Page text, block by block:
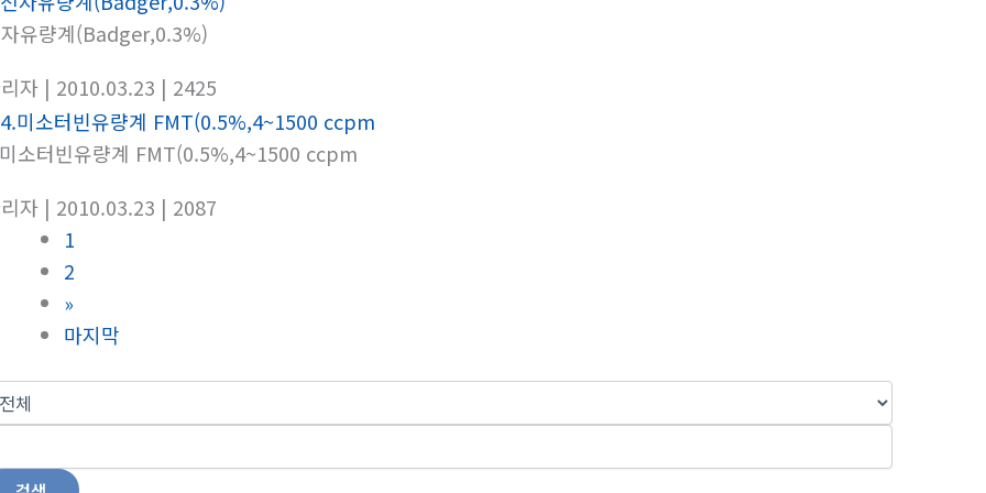
유량계(Badger,0.3%)
자 | 2010.03.23 | 2425
소터빈유량계 FMT(0.5%,4~1500 ccpm
자 | 2010.03.23 | 2087
1
2
»
마지막